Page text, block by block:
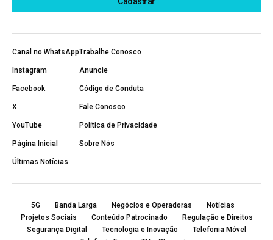
Canal no WhatsApp
Instagram
Facebook
X
YouTube
Página Inicial
Últimas Notícias
Trabalhe Conosco
Anuncie
Código de Conduta
Fale Conosco
Política de Privacidade
Sobre Nós
5G Banda Larga Negócios e Operadoras
Notícias
Projetos Sociais
Conteúdo Patrocinado
Regulação e Direitos
Segurança Digital
Tecnologia e Inovação
Telefonia Móvel